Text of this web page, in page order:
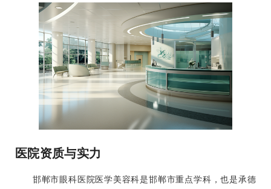
医院资质与实力
邯郸市眼科医院医学美容科是邯郸市重点学科，也是承德